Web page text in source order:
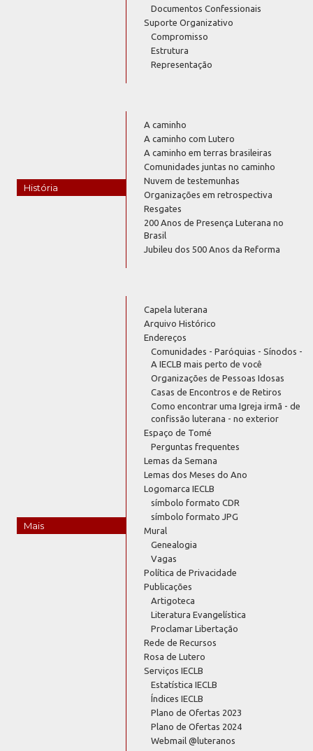
Documentos Confessionais
Suporte Organizativo
Compromisso
Estrutura
Representação
História
A caminho
A caminho com Lutero
A caminho em terras brasileiras
Comunidades juntas no caminho
Nuvem de testemunhas
Organizações em retrospectiva
Resgates
200 Anos de Presença Luterana no
Brasil
Jubileu dos 500 Anos da Reforma
Mais
Capela luterana
Arquivo Histórico
Endereços
Comunidades - Paróquias - Sínodos -
A IECLB mais perto de você
Organizações de Pessoas Idosas
Casas de Encontros e de Retiros
Como encontrar uma Igreja irmã - de
confissão luterana - no exterior
Espaço de Tomé
Perguntas frequentes
Lemas da Semana
Lemas dos Meses do Ano
Logomarca IECLB
símbolo formato CDR
símbolo formato JPG
Mural
Genealogia
Vagas
Política de Privacidade
Publicações
Artigoteca
Literatura Evangelística
Proclamar Libertação
Rede de Recursos
Rosa de Lutero
Serviços IECLB
Estatística IECLB
Índices IECLB
Plano de Ofertas 2023
Plano de Ofertas 2024
Webmail @luteranos